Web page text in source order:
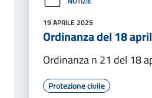
19 APRILE 2025
Ordinanza del 18
Ordinanza n 21 del 18
Protezione civile